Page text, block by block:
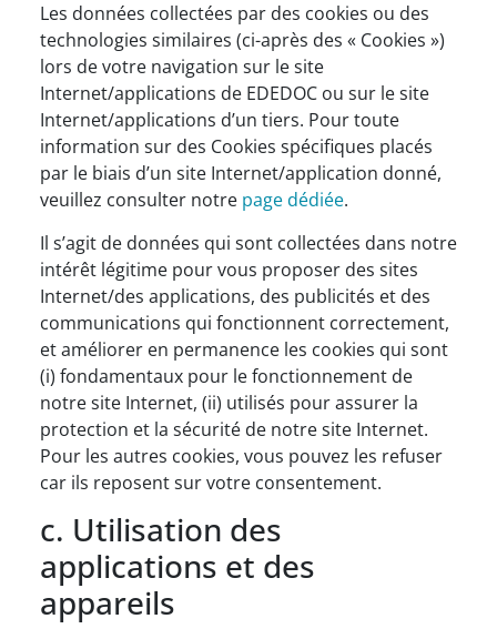
Les données collectées par des cookies ou des
technologies similaires (ci-après des « Cookies »)
lors de votre navigation sur le site
Internet/applications de EDEDOC ou sur le site
Internet/applications d’un tiers. Pour toute
information sur des Cookies spécifiques placés
par le biais d’un site Internet/application donné,
veuillez consulter notre page dédiée.
Il s’agit de données qui sont collectées dans notre
intérêt légitime pour vous proposer des sites
Internet/des applications, des publicités et des
communications qui fonctionnent correctement,
et améliorer en permanence les cookies qui sont
(i) fondamentaux pour le fonctionnement de
notre site Internet, (ii) utilisés pour assurer la
protection et la sécurité de notre site Internet.
Pour les autres cookies, vous pouvez les refuser
car ils reposent sur votre consentement.
c. Utilisation des
applications et des
appareils